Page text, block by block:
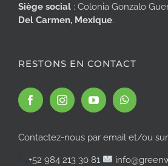
Siège social : Colonia Gonzalo
Del Carmen, Mexique.
RESTONS EN CONTACT
Contactez-nous par email et/ou
+52 984 213 30 81